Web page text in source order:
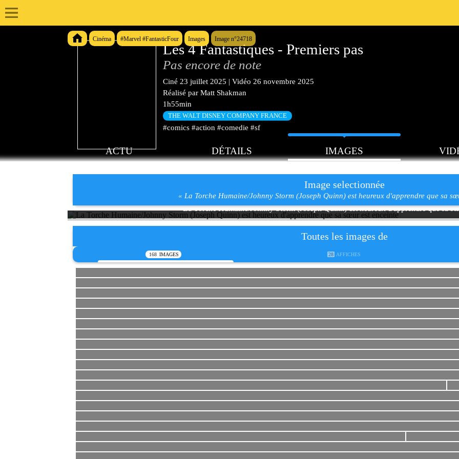
Cinéma #Marvel #FantasticFour Images Image n°24718
Les 4 Fantastiques - Premiers pas
Pas encore de note
Ciné 23 juillet 2025 | Vidéo 26 novembre 2025
Réalisé par Matt Shakman
1h55min
THE WALT DISNEY COMPANY FRANCE
#comics #action #comedie #sf
ACTU DÉTAILS IMAGES
Image selectionnée
« La Torche Humaine/Johnny Storm (Joseph Quinn) est heureux d'apprendre que sa
La Torche Humaine/Johnny Storm (Joseph Quinn) est heureux d'apprendre que sa
Toutes les images de
168 IMAGES 28 AFFICHES